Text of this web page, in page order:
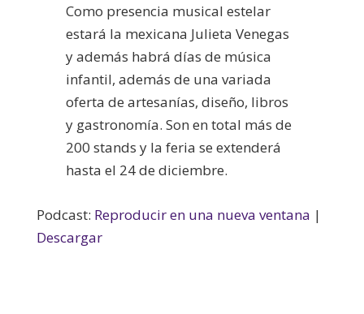
Como presencia musical estelar
estará la mexicana Julieta Venegas
y además habrá días de música
infantil, además de una variada
oferta de artesanías, diseño, libros
y gastronomía. Son en total más de
200 stands y la feria se extenderá
hasta el 24 de diciembre.
Podcast: Reproducir en una nueva ventana |
Descargar